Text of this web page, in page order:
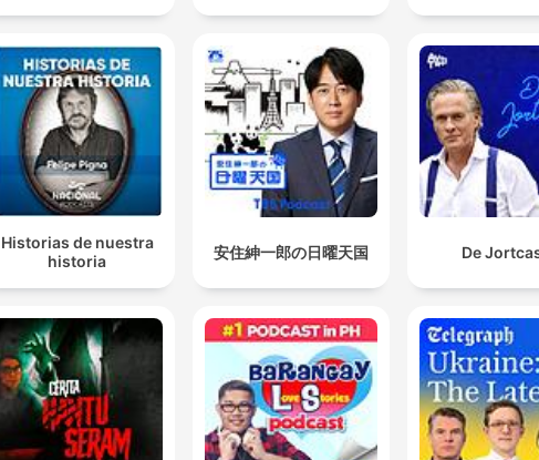
Historias de nuestra
historia
安住紳一郎の日曜天国 De